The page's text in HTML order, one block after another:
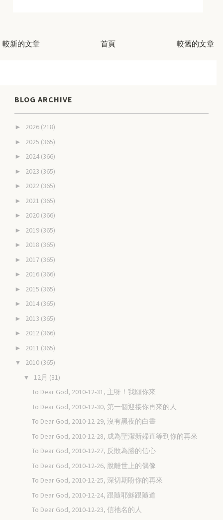
較新的文章 較舊的文章
首頁
BLOG ARCHIVE
► 2026 (218)
► 2025 (365)
► 2024 (366)
► 2023 (365)
► 2022 (365)
► 2021 (365)
► 2020 (366)
► 2019 (365)
► 2018 (365)
► 2017 (365)
► 2016 (366)
► 2015 (365)
► 2014 (365)
► 2013 (365)
► 2012 (366)
► 2011 (365)
▼ 2010 (365)
▼ 12月 (31)
To Dear God, 2010-12-31, 主呀！我願你來
To Dear God, 2010-12-30, 第一個迎接你再來的人
To Dear God, 2010-12-29, 沒有黑夜的白晝
To Dear God, 2010-12-28, 成為聖潔新婦直等到你的再來
To Dear God, 2010-12-27, 反敗為勝的信心
To Dear God, 2010-12-26, 脫離世上的偶像
To Dear God, 2010-12-25, 深切期盼你的再來
To Dear God, 2010-12-24, 跟隨耶穌跟隨道
To Dear God, 2010-12-23, 信祂名的人